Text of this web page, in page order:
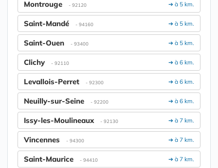
➔ à 5 km.
Montrouge - 92120
➔ à 5 km.
Saint-Mandé - 94160
➔ à 5 km.
Saint-Ouen - 93400
➔ à 6 km.
Clichy - 92110
➔ à 6 km.
Levallois-Perret - 92300
➔ à 6 km.
Neuilly-sur-Seine - 92200
➔ à 7 km.
Issy-les-Moulineaux - 92130
➔ à 7 km.
Vincennes - 94300
➔ à 7 km.
Saint-Maurice - 94410